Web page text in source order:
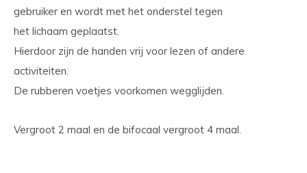
gebruiker en wordt met het onderstel tegen
het lichaam geplaatst.
Hierdoor zijn de handen vrij voor lezen of andere
activiteiten.
De rubberen voetjes voorkomen wegglijden.
Vergroot 2 maal en de bifocaal vergroot 4 maal.